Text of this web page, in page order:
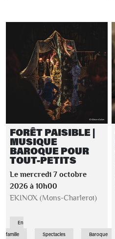
FORÊT PAISIBLE |
MUSIQUE
BAROQUE POUR
TOUT-PETITS
Le mercredi 7 octobre
2026 à 10h00
EKINOX (Mons-Charleroi)
En
famille
Spectacles Baroque